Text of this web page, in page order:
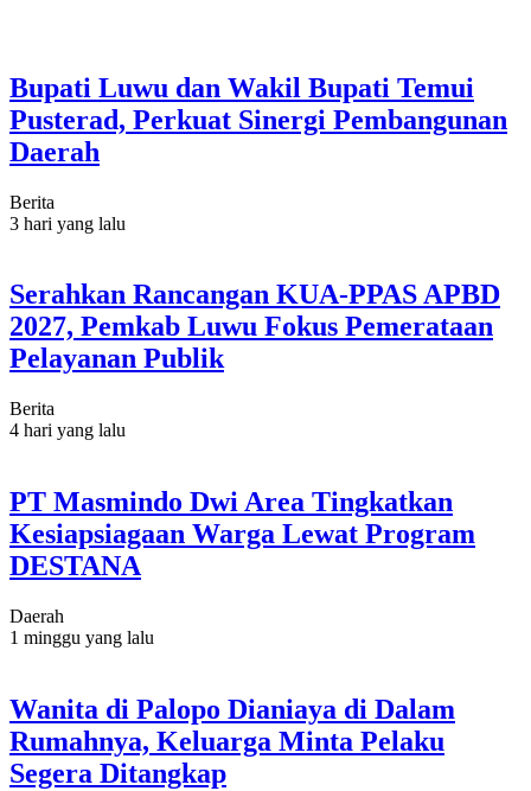
Bupati Luwu dan Wakil Bupati Temui
Pusterad, Perkuat Sinergi Pembangunan
Daerah
Berita
3 hari yang lalu
Serahkan Rancangan KUA-PPAS APBD
2027, Pemkab Luwu Fokus Pemerataan
Pelayanan Publik
Berita
4 hari yang lalu
PT Masmindo Dwi Area Tingkatkan
Kesiapsiagaan Warga Lewat Program
DESTANA
Daerah
1 minggu yang lalu
Wanita di Palopo Dianiaya di Dalam
Rumahnya, Keluarga Minta Pelaku
Segera Ditangkap